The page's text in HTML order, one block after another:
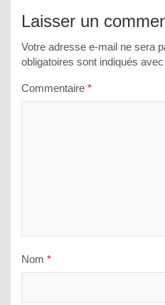
Laisser un
Votre adresse e-mail ne sera
obligatoires sont indiqués avec
Commentaire *
Nom *